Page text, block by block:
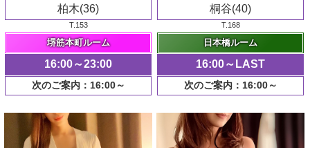
柏木(36)
T.153
堺筋本町ルーム
16:00～23:00
次のご案内：16:00～
桐谷(40)
T.168
日本橋ルーム
16:00～LAST
次のご案内：16:00～